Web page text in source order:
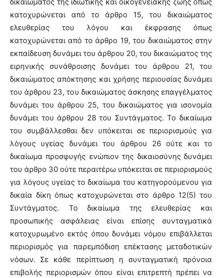
δικαιώματος της ιδιωτικής και οικογενειακής ζωής όπως
κατοχυρώνεται από το άρθρο 15, του δικαιώματος
ελευθερίας του λόγου και έκφρασης όπως
κατοχυρώνεται από το άρθρο 19, του δικαιώματος στην
εκπαίδευση δυνάμει του άρθρου 20, του δικαιώματος της
ειρηνικής συνάθροισης δυνάμει του άρθρου 21, του
δικαιώματος απόκτησης και χρήσης περιουσίας δυνάμει
του άρθρου 23, του δικαιώματος άσκησης επαγγέλματος
δυνάμει του άρθρου 25, του δικαιώματος για ισονομία
δυνάμει του άρθρου 28 του Συντάγματος. Το δικαίωμα
του συμβάλλεσθαι δεν υπόκειται σε περιορισμούς για
λόγους υγείας δυνάμει του άρθρου 26 ούτε και το
δικαίωμα προσφυγής ενώπιον της δικαιοσύνης δυνάμει
του άρθρο 30 ούτε περαιτέρω υπόκειται σε περιορισμούς
για λόγους υγείας το δικαίωμα του κατηγορούμενου για
δικαία δίκη όπως κατοχυρώνεται στο άρθρο 12(5) του
Συντάγματος. Το δικαίωμα της ελευθερίας και
προσωπικής ασφάλειας είναι επίσης συνταγματικά
κατοχυρωμένο εκτός όπου δυνάμει νόμου επιβάλλεται
περιορισμός για παρεμπόδιση επέκτασης μεταδοτικών
νόσων. Σε κάθε περίπτωση η συνταγματική πρόνοια
επιβολής περιορισμών όπου είναι επιτρεπτή πρέπει να